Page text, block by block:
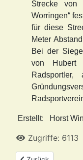
Strecke von
Worringen“
für diese
Meter
Bei der
von Hubert
Erstellt: Horst
Zugriffe: 6113